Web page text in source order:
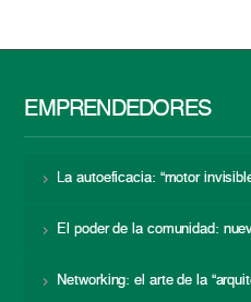
EMPRENDEDORES
La autoeficacia: “motor
El poder de la comunidad:
Networking: el arte de la